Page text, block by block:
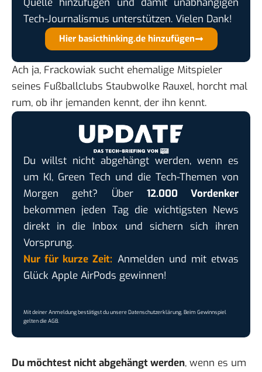
Tech-Journalismus unterstützen. Vielen Dank!
Hier basicthinking.de hinzufügen
Ach ja, Frackowiak sucht ehemalige Mitspieler
seines Fußballclubs Staubwolke Rauxel, horcht mal
rum, ob ihr jemanden kennt, der ihn kennt.
Du willst nicht abgehängt werden, wenn es
um KI, Green Tech und die Tech-Themen von
Morgen geht? Über 12.000 Vordenker
bekommen jeden Tag die wichtigsten News
direkt in die Inbox und sichern sich ihren
Vorsprung.
Nur für kurze Zeit: Anmelden und mit etwas
Glück Apple AirPods gewinnen!
Mit deiner Anmeldung bestätigst du unsereDatenschutzerklärung. Beim Gewinnspiel
gelten dieAGB.
Du möchtest nicht abgehängt werden, wenn es um